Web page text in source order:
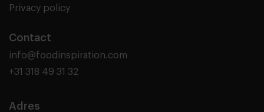
Privacy policy
Contact
info@foodinspiration.com
+31 318 49 31 32
Adres